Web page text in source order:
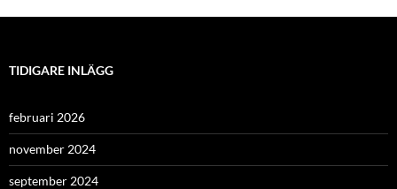
TIDIGARE INLÄGG
februari 2026
november 2024
september 2024